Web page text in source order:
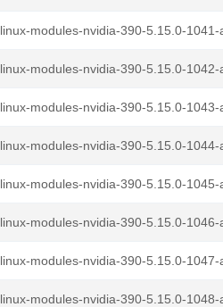
linux-modules-nvidia-390-5.15.0-
linux-modules-nvidia-390-5.15.0-
linux-modules-nvidia-390-5.15.0-
linux-modules-nvidia-390-5.15.0-
linux-modules-nvidia-390-5.15.0-
linux-modules-nvidia-390-5.15.0-
linux-modules-nvidia-390-5.15.0-
linux-modules-nvidia-390-5.15.0-